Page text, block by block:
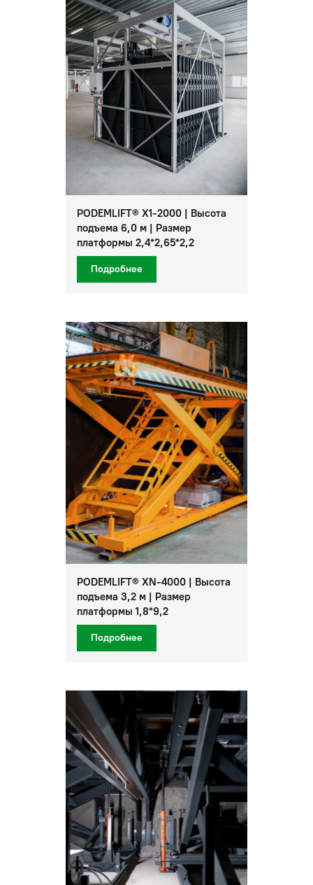
PODEMLIFT® X1-2000 | Высота
подъема 6,0 м | Размер
платформы 2,4*2,65*2,2
Подробнее
PODEMLIFT® XN-4000 | Высота
подъема 3,2 м | Размер
платформы 1,8*9,2
Подробнее